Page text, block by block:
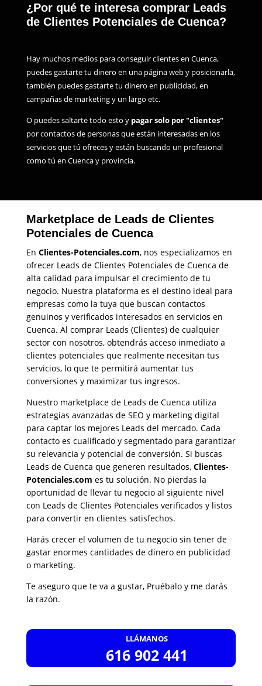
¿Por qué te interesa comprar Leads
de Clientes Potenciales de Cuenca?
Hay muchos medios para conseguir clientes en Cuenca,
puedes gastarte tu dinero en una página web y posicionarla,
también puedes gastarte tu dinero en publicidad, en
campañas de marketing y un largo etc.
O puedes saltarte todo esto y pagar solo por "clientes"
por contactos de personas que están interesadas en los
servicios que tú ofreces y están buscando un profesional
como tú en Cuenca y provincia.
Marketplace de Leads de Clientes
Potenciales de Cuenca
En Clientes-Potenciales.com, nos especializamos en
ofrecer Leads de Clientes Potenciales de Cuenca de
alta calidad para impulsar el crecimiento de tu
negocio. Nuestra plataforma es el destino ideal para
empresas como la tuya que buscan contactos
genuinos y verificados interesados en servicios en
Cuenca. Al comprar Leads (Clientes) de cualquier
sector con nosotros, obtendrás acceso inmediato a
clientes potenciales que realmente necesitan tus
servicios, lo que te permitirá aumentar tus
conversiones y maximizar tus ingresos.
Nuestro marketplace de Leads de Cuenca utiliza
estrategias avanzadas de SEO y marketing digital
para captar los mejores Leads del mercado. Cada
contacto es cualificado y segmentado para garantizar
su relevancia y potencial de conversión. Si buscas
Leads de Cuenca que generen resultados, Clientes-
Potenciales.com es tu solución. No pierdas la
oportunidad de llevar tu negocio al siguiente nivel
con Leads de Clientes Potenciales verificados y listos
para convertir en clientes satisfechos.
Harás crecer el volumen de tu negocio sin tener de
gastar enormes cantidades de dinero en publicidad
o marketing.
Te aseguro que te va a gustar, Pruébalo y me darás
la razón.
LLÁMANOS
616 902 441